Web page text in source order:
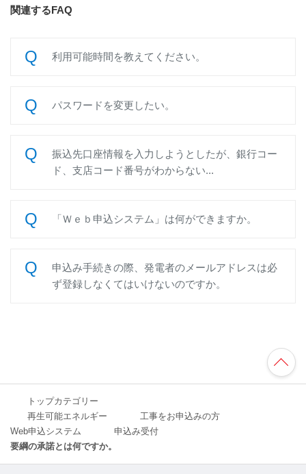
関連するFAQ
利用可能時間を教えてください。
パスワードを変更したい。
振込先口座情報を入力しようとしたが、銀行コー
ド、支店コード番号がわからない...
「Ｗｅｂ申込システム」は何ができますか。
申込み手続きの際、発電者のメールアドレスは必
ず登録しなくてはいけないのですか。
TO
P
へ
トップカテゴリー
再生可能エネルギー
工事をお申込みの方
Web申込システム
申込み受付
要綱の承諾とは何ですか。